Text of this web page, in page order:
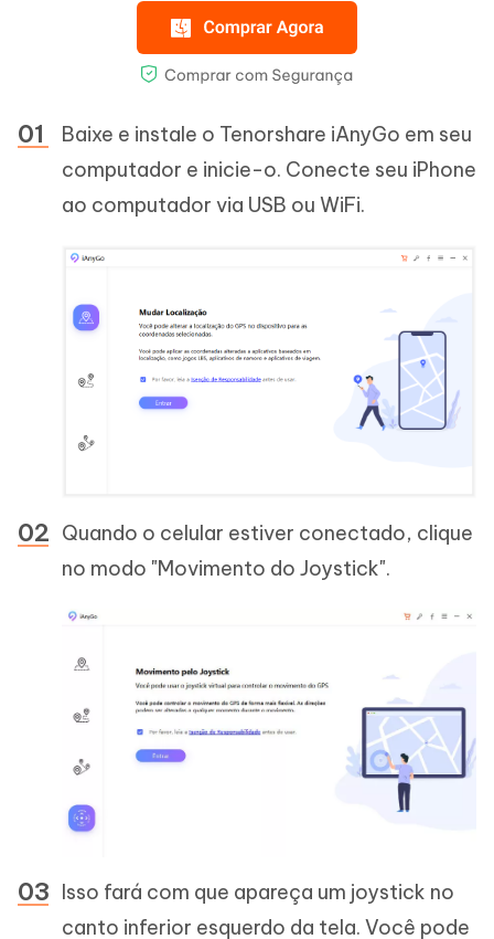
Baixe e instale o Tenorshare iAnyGo em seu
computador e inicie-o. Conecte seu iPhone
ao computador via USB ou WiFi.
Quando o celular estiver conectado, clique
no modo "Movimento do Joystick".
Isso fará com que apareça um joystick no
canto inferior esquerdo da tela. Você pode